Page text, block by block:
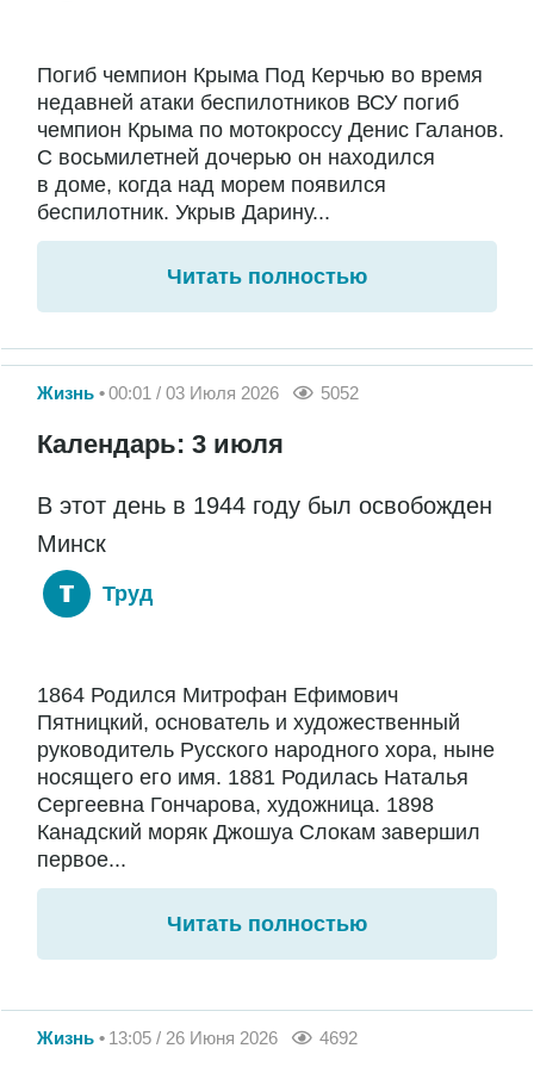
Погиб чемпион Крыма Под Керчью во время
недавней атаки беспилотников ВСУ погиб
чемпион Крыма по мотокроссу Денис Галанов.
С восьмилетней дочерью он находился
в доме, когда над морем появился
беспилотник. Укрыв Дарину...
Читать полностью
Жизнь 00:01 / 03 Июля 2026 5052
Календарь: 3 июля
В этот день в 1944 году был освобожден
Минск
Труд
1864 Родился Митрофан Ефимович
Пятницкий, основатель и художественный
руководитель Русского народного хора, ныне
носящего его имя. 1881 Родилась Наталья
Сергеевна Гончарова, художница. 1898
Канадский моряк Джошуа Слокам завершил
первое...
Читать полностью
Жизнь 13:05 / 26 Июня 2026 4692